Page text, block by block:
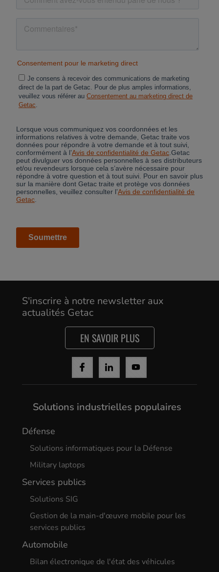
S'inscrire à notre newsletter aux
actualités Getac
EN SAVOIR PLUS
Solutions industrielles populaires
Défense
Solutions informatiques pour la Défense
Military laptops
Services publics
Solutions SIG
Gestion de la main-d'œuvre mobile pour les
services publics
Automobile
Bilan électronique de l'état des véhicules